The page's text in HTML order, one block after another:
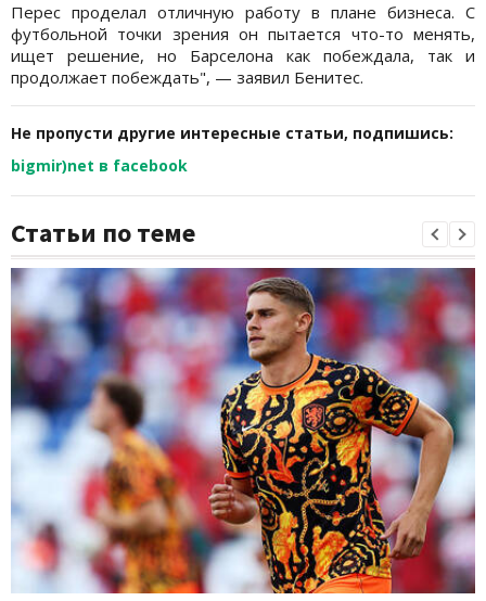
Перес проделал отличную работу в плане бизнеса. С
футбольной точки зрения он пытается что-то менять,
ищет решение, но Барселона как побеждала, так и
продолжает побеждать", — заявил Бенитес.
Не пропусти другие интересные статьи, подпишись:
bigmir)net в facebook
Статьи по теме